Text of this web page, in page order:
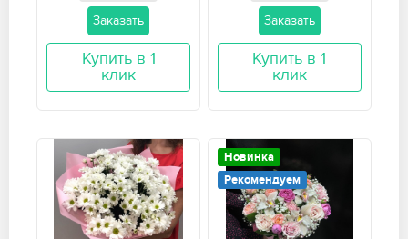
Заказать
Купить в 1
клик
Заказать
Купить в 1
клик
Новинка
Рекомендуем